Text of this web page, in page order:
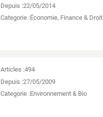
Depuis :22/05/2014
Categorie :Économie, Finance & Droit
Articles :494
Depuis :27/05/2009
Categorie :Environnement & Bio